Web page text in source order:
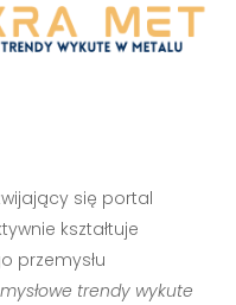
się portal
kształtuje
przemysłu
trendy wykute